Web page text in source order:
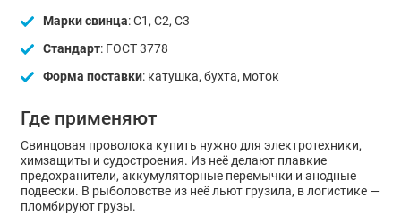
Марки свинца: С1, С2, С3
Стандарт: ГОСТ 3778
Форма поставки: катушка, бухта, моток
Где применяют
Свинцовая проволока купить нужно для электротехники,
химзащиты и судостроения. Из неё делают плавкие
предохранители, аккумуляторные перемычки и анодные
подвески. В рыболовстве из неё льют грузила, в логистике —
пломбируют грузы.